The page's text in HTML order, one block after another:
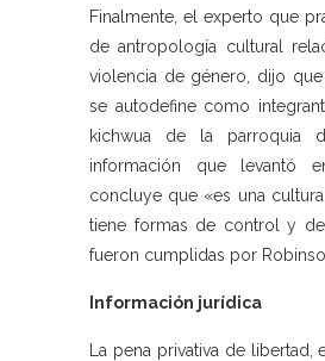
Finalmente, el experto que
de antropología cultural
violencia de género, dijo
se autodefine como
kichwua de la parroquia
información que levantó
concluye que «es una
tiene formas de control y
fueron cumplidas por
Información jurídica
La pena privativa de libertad,